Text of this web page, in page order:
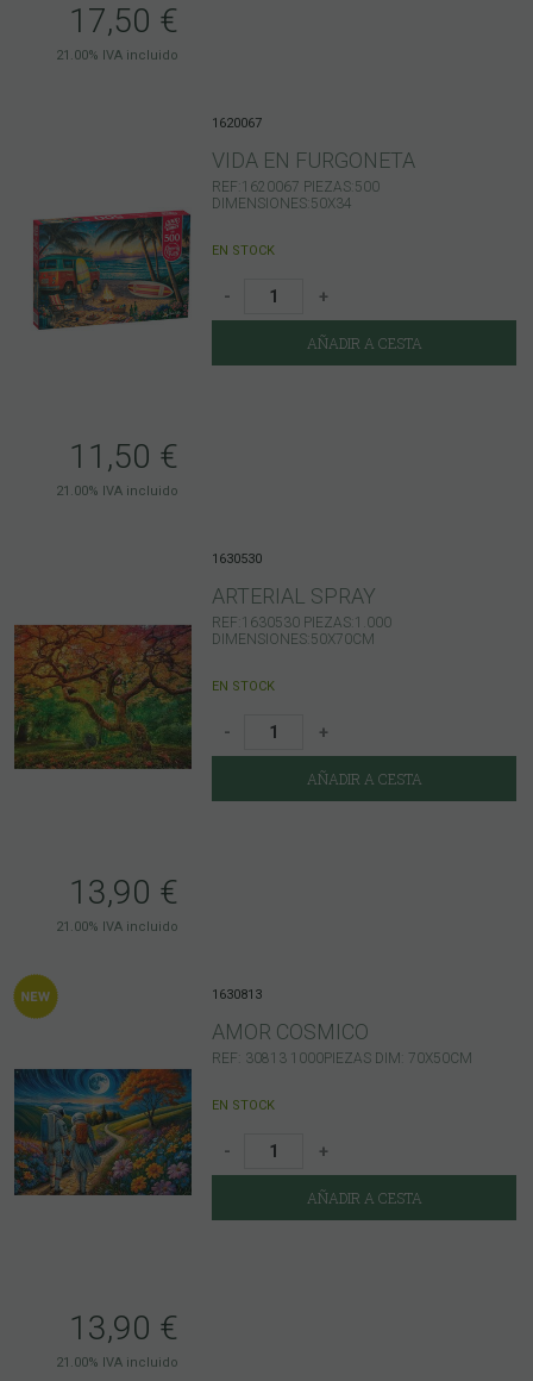
17,50 €
21.00% IVA incluido
11,50 €
21.00% IVA incluido
1620067
VIDA EN FURGONETA
REF:1620067 PIEZAS:500
DIMENSIONES:50X34
EN STOCK
- +
AÑADIR A CESTA
13,90 €
21.00% IVA incluido
1630530
ARTERIAL SPRAY
REF:1630530 PIEZAS:1.000
DIMENSIONES:50X70CM
EN STOCK
- +
AÑADIR A CESTA
13,90 €
21.00% IVA incluido
1630813
AMOR COSMICO
REF: 30813 1000PIEZAS DIM: 70X50CM
EN STOCK
- +
AÑADIR A CESTA